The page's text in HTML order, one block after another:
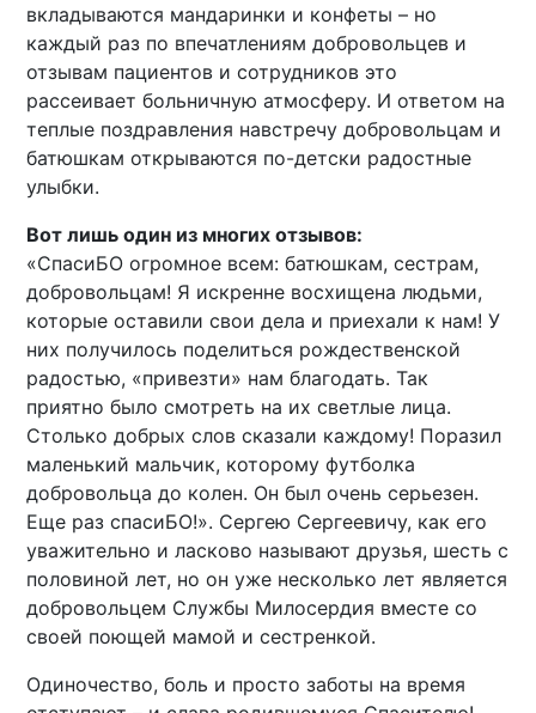
вкладываются мандаринки и конфеты – но
каждый раз по впечатлениям добровольцев и
отзывам пациентов и сотрудников это
рассеивает больничную атмосферу. И ответом на
теплые поздравления навстречу добровольцам и
батюшкам открываются по-детски радостные
улыбки.
Вот лишь один из многих отзывов:
«СпасиБО огромное всем: батюшкам, сестрам,
добровольцам! Я искренне восхищена людьми,
которые оставили свои дела и приехали к нам! У
них получилось поделиться рождественской
радостью, «привезти» нам благодать. Так
приятно было смотреть на их светлые лица.
Столько добрых слов сказали каждому! Поразил
маленький мальчик, которому футболка
добровольца до колен. Он был очень серьезен.
Еще раз спасиБО!». Сергею Сергеевичу, как его
уважительно и ласково называют друзья, шесть с
половиной лет, но он уже несколько лет является
добровольцем Службы Милосердия вместе со
своей поющей мамой и сестренкой.
Одиночество, боль и просто заботы на время